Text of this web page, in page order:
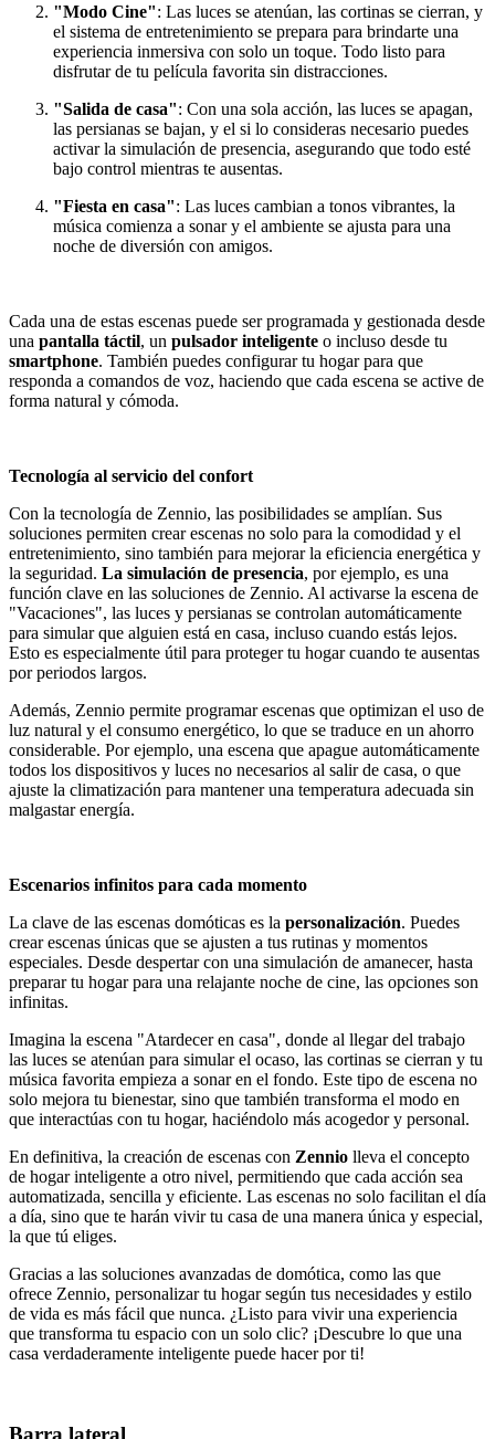
"Modo Cine": Las luces se atenúan, las cortinas se cierran, y
el sistema de entretenimiento se prepara para brindarte una
experiencia inmersiva con solo un toque. Todo listo para
disfrutar de tu película favorita sin distracciones.
"Salida de casa": Con una sola acción, las luces se apagan,
las persianas se bajan, y el si lo consideras necesario puedes
activar la simulación de presencia, asegurando que todo esté
bajo control mientras te ausentas.
"Fiesta en casa": Las luces cambian a tonos vibrantes, la
música comienza a sonar y el ambiente se ajusta para una
noche de diversión con amigos.
Cada una de estas escenas puede ser programada y gestionada desde
una pantalla táctil, un pulsador inteligente o incluso desde tu
smartphone. También puedes configurar tu hogar para que
responda a comandos de voz, haciendo que cada escena se active de
forma natural y cómoda.
Tecnología al servicio del confort
Con la tecnología de Zennio, las posibilidades se amplían. Sus
soluciones permiten crear escenas no solo para la comodidad y el
entretenimiento, sino también para mejorar la eficiencia energética y
la seguridad. La simulación de presencia, por ejemplo, es una
función clave en las soluciones de Zennio. Al activarse la escena de
"Vacaciones", las luces y persianas se controlan automáticamente
para simular que alguien está en casa, incluso cuando estás lejos.
Esto es especialmente útil para proteger tu hogar cuando te ausentas
por periodos largos.
Además, Zennio permite programar escenas que optimizan el uso de
luz natural y el consumo energético, lo que se traduce en un ahorro
considerable. Por ejemplo, una escena que apague automáticamente
todos los dispositivos y luces no necesarios al salir de casa, o que
ajuste la climatización para mantener una temperatura adecuada sin
malgastar energía.
Escenarios infinitos para cada momento
La clave de las escenas domóticas es la personalización. Puedes
crear escenas únicas que se ajusten a tus rutinas y momentos
especiales. Desde despertar con una simulación de amanecer, hasta
preparar tu hogar para una relajante noche de cine, las opciones son
infinitas.
Imagina la escena "Atardecer en casa", donde al llegar del trabajo
las luces se atenúan para simular el ocaso, las cortinas se cierran y tu
música favorita empieza a sonar en el fondo. Este tipo de escena no
solo mejora tu bienestar, sino que también transforma el modo en
que interactúas con tu hogar, haciéndolo más acogedor y personal.
En definitiva, la creación de escenas con Zennio lleva el concepto
de hogar inteligente a otro nivel, permitiendo que cada acción sea
automatizada, sencilla y eficiente. Las escenas no solo facilitan el día
a día, sino que te harán vivir tu casa de una manera única y especial,
la que tú eliges.
Gracias a las soluciones avanzadas de domótica, como las que
ofrece Zennio, personalizar tu hogar según tus necesidades y estilo
de vida es más fácil que nunca. ¿Listo para vivir una experiencia
que transforma tu espacio con un solo clic? ¡Descubre lo que una
casa verdaderamente inteligente puede hacer por ti!
Barra lateral